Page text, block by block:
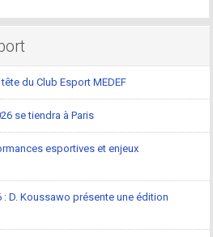
du Club Esport MEDEF
se tiendra à Paris
esportives et enjeux
D. Koussawo présente une édition